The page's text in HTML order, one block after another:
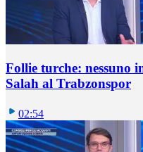
Follie turche: nessuno
Salah al Trabzonspor
02:54